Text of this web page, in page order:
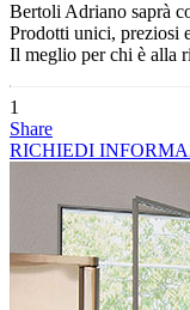
Bertoli Adriano saprà
Prodotti unici, preziosi
Il meglio per chi è alla
1
Share
RICHIEDI